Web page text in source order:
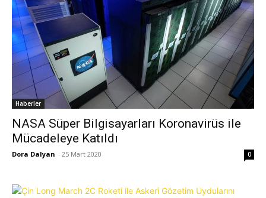
Haberler
NASA Süper Bilgisayarları Koronavirüs ile
Mücadeleye Katıldı
Dora Dalyan - 25 Mart 2020 0